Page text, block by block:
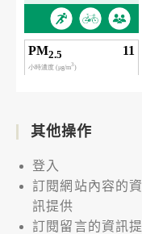
其他操作
登入
訂閱網站內容的資
訊提供
訂閱留言的資訊提